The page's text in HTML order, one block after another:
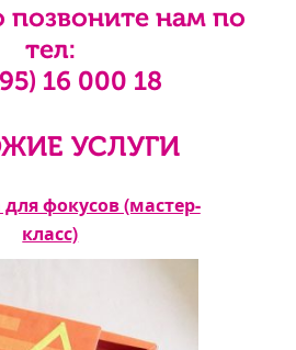
позвоните нам по
тел:
16 000 18
УСЛУГИ
фокусов (мастер-
класс)